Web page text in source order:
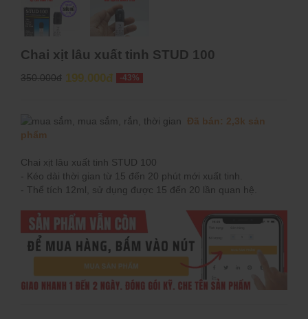
Chai xịt lâu xuất tinh STUD 100
350.000đ 199.000đ -43%
Đã bán: 2,3k sản
phẩm
Chai xịt lâu xuất tinh STUD 100
- Kéo dài thời gian từ 15 đến 20 phút mới xuất tinh.
- Thể tích 12ml, sử dụng được 15 đến 20 lần quan hệ.